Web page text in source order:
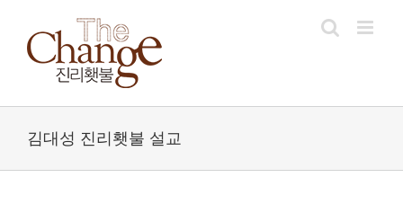
content
김대성 진리횃불 설교